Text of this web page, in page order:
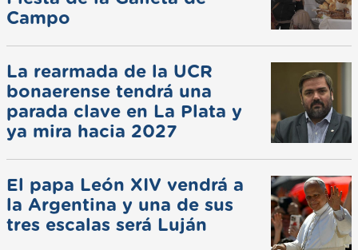
Campo
La rearmada de la UCR
bonaerense tendrá una
parada clave en La Plata y
ya mira hacia 2027
El papa León XIV vendrá a
la Argentina y una de sus
tres escalas será Luján